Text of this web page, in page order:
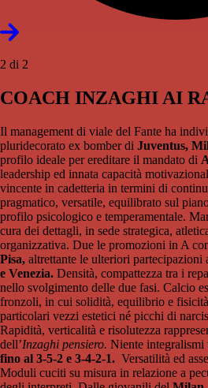
2 di 2
COACH INZAGHI AI
Il management di viale del Fante ha
pluridecorato ex bomber di Juventus,
profilo ideale per ereditare il mandato di
leadership ed innata capacità
vincente in cadetteria in termini di
pragmatico, versatile, equilibrato sul
profilo psicologico e temperamentale.
cura dei dettagli, in sede strategica,
organizzativa. Due le promozioni in A
Pisa, altrettante le ulteriori partecipazioni
e Venezia. Densità, compattezza tra i
nello svolgimento delle due fasi. Calcio
fronzoli, in cui solidità, equilibrio e
particolari vezzi estetici né picchi di
Rapidità, verticalità e risolutezza
dell’Inzaghi pensiero. Niente integralismi
fino al 3-5-2 e 3-4-2-1. Versatilità ed
Moduli cuciti su misura in relazione a